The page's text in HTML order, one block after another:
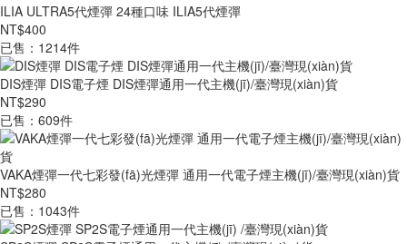
ILIA ULTRA5代煙彈 24種口味 ILIA5代煙彈
NT$400
已售：1214件
DIS煙彈 DIS電子煙 DIS煙彈通用一代主機(jī)/臺灣現(xiàn)貨
NT$290
已售：609件
VAKA煙彈一代七彩發(fā)光煙彈 通用一代電子煙主機(jī)/臺灣現(xiàn)貨
NT$280
已售：1043件